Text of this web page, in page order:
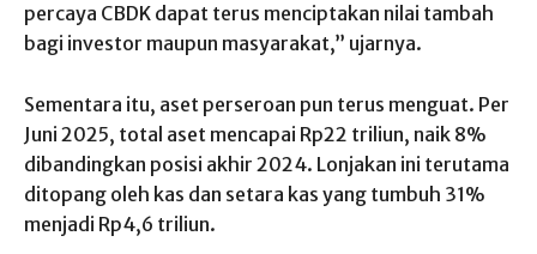
percaya CBDK dapat terus menciptakan nilai tambah
bagi investor maupun masyarakat,” ujarnya.
Sementara itu, aset perseroan pun terus menguat. Per
Juni 2025, total aset mencapai Rp22 triliun, naik 8%
dibandingkan posisi akhir 2024. Lonjakan ini terutama
ditopang oleh kas dan setara kas yang tumbuh 31%
menjadi Rp4,6 triliun.